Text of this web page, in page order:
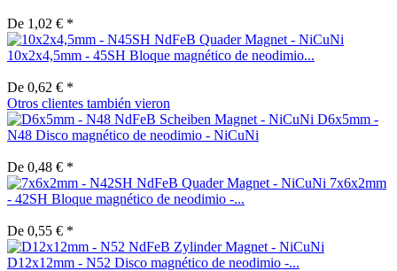
De 1,02 € *
10x2x4,5mm - 45SH Bloque magnético de neodimio...
De 0,62 € *
Otros clientes también vieron
D6x5mm -
N48 Disco magnético de neodimio - NiCuNi
De 0,48 € *
7x6x2mm
- 42SH Bloque magnético de neodimio -...
De 0,55 € *
D12x12mm - N52 Disco magnético de neodimio -...